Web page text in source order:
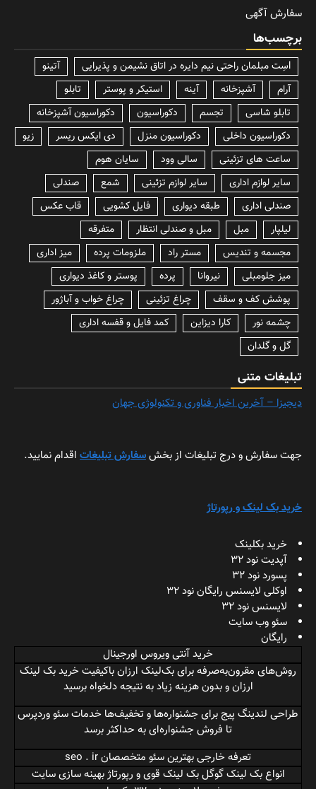
سفارش آگهی
برچسب‌ها
lسِت مبلمان راحتی نیم دایره در اتاق نشیمن و پذیرایی
آتینو
آرام
آشپزخانه آینه استیکر و پوستر
تابلو
تابلو شاسی
تجسم دکوراسیون
دکوراسیون آشپزخانه
دکوراسیون داخلی
دکوراسیون منزل دی ایکس ریسر
زیو
ساعت های تزئینی
سالی وود
سایان هوم
سایر لوازم اداری
سایر لوازم تزئینی شمع
صندلی
صندلی اداری
طبقه دیواری فایل کشویی
قاب عکس
لیلپار
مبل مبل و صندلی انتظار
متفرقه
مجسمه و تندیس
مستر راد ملزومات پرده
میز اداری
میز جلومبلی
نیروانا پرده
پوستر و کاغذ دیواری
پوشش کف و سقف
چراغ تزئینی
چراغ خواب و آباژور
چشمه نور
کارا دیزاین
کمد فایل و قفسه اداری
گل و گلدان
تبلیغات متنی
دیجیزا – آخرین اخبار فناوری و تکنولوژی جهان
جهت سفارش و درج تبلیغات از بخشسفارش تبلیغات اقدام نمایید.
خرید بک لینک و رپورتاژ
خرید بکلینک
آپدیت نود 32
پسورد نود 32
اوکلی لایسنس رایگان نود 32
لایسنس نود 32
سئو وب سایت
رایگان
خرید آنتی ویروس اورجینال
روش‌های مقرون‌به‌صرفه برای بک‌لینک ارزان باکیفیتخرید بک لینک
ارزانو بدون هزینه زیاد به نتیجه دلخواه برسید
طراحی لندینگ پیج برای جشنواره‌ها و تخفیف‌ها خدمات سئو وردپرس
تا فروش جشنواره‌ای به حداکثر برسد
تعرفه خارجیبهترین سئو متخصصان seo . ir
انواع بک لینک گوگلبک لینک قویو رپورتاژ بهینه سازی سایت